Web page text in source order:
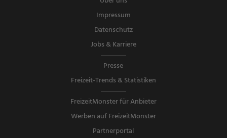
Impressum
Datenschutz
Jobs & Karriere
Presse
Freizeit-Trends & Statistiken
FreizeitMonster für Anbieter
Werben auf FreizeitMonster
Partnerportal